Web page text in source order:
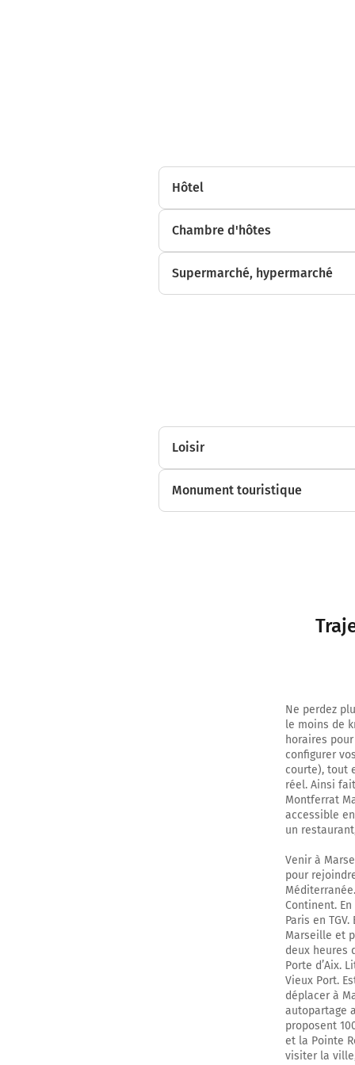
Hôtel
Chambre d'hôtes
Supermarché, hypermarché
Loisir
Monument touristique
Ne perdez
le moins de
horaires
configurer
courte), tout
réel. Ainsi
Montferrat
accessible
un
Venir à
pour
Continent.
Paris en
Marseille et
deux heures
Porte d’Aix.
Vieux Port.
déplacer à
autopartage
proposent
et la Pointe
visiter la